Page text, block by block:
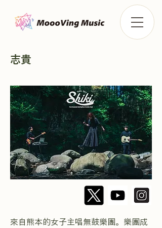
來自熊本的女子主唱無鼓樂團。樂團成
志貴